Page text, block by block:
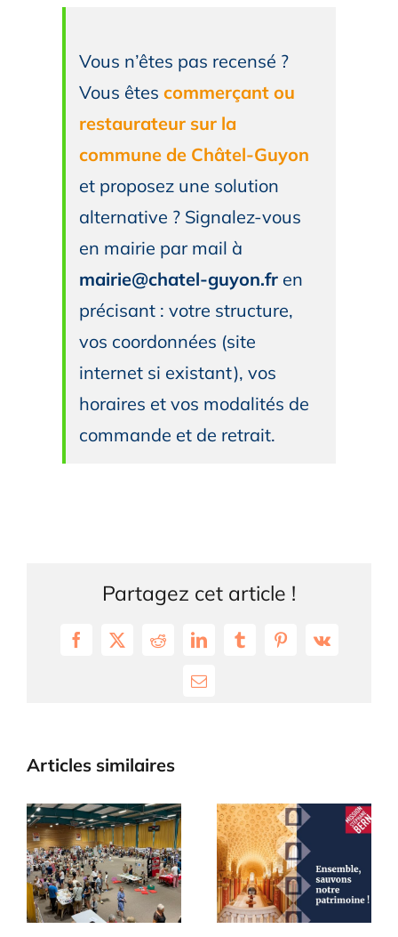
Vous n’êtes pas recensé ?
Vous êtes commerçant ou
restaurateur sur la
commune de Châtel-Guyon
et proposez une solution
alternative ? Signalez-vous
en mairie par mail à
mairie@chatel-guyon.fr en
précisant : votre structure,
vos coordonnées (site
internet si existant), vos
horaires et vos modalités de
commande et de retrait.
Partagez cet article !
Facebook
X RedditLinkedInTumblrPinterest
Vk
Email
Articles similaires